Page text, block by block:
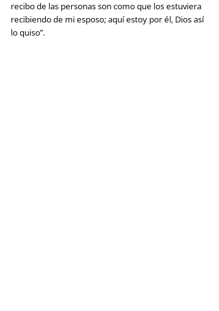
recibo de las personas son como que los estuviera
recibiendo de mi esposo; aquí estoy por él, Dios así
lo quiso”.